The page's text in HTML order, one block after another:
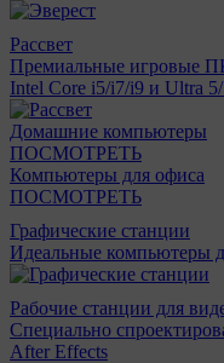
Рассвет
Премиальные игровые
Intel Core i5/i7/i9 и Ultra
Домашние компьютеры
ПОСМОТРЕТЬ
Компьютеры для офиса
ПОСМОТРЕТЬ
Графические станции
Идеальные компьютеры
Рабочие станции для
Специально
After Effects